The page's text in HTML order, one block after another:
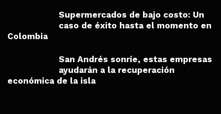
Supermercados de bajo costo: Un
caso de éxito hasta el momento en
Colombia
San Andrés sonríe, estas empresas
ayudarán a la recuperación
económica de la isla